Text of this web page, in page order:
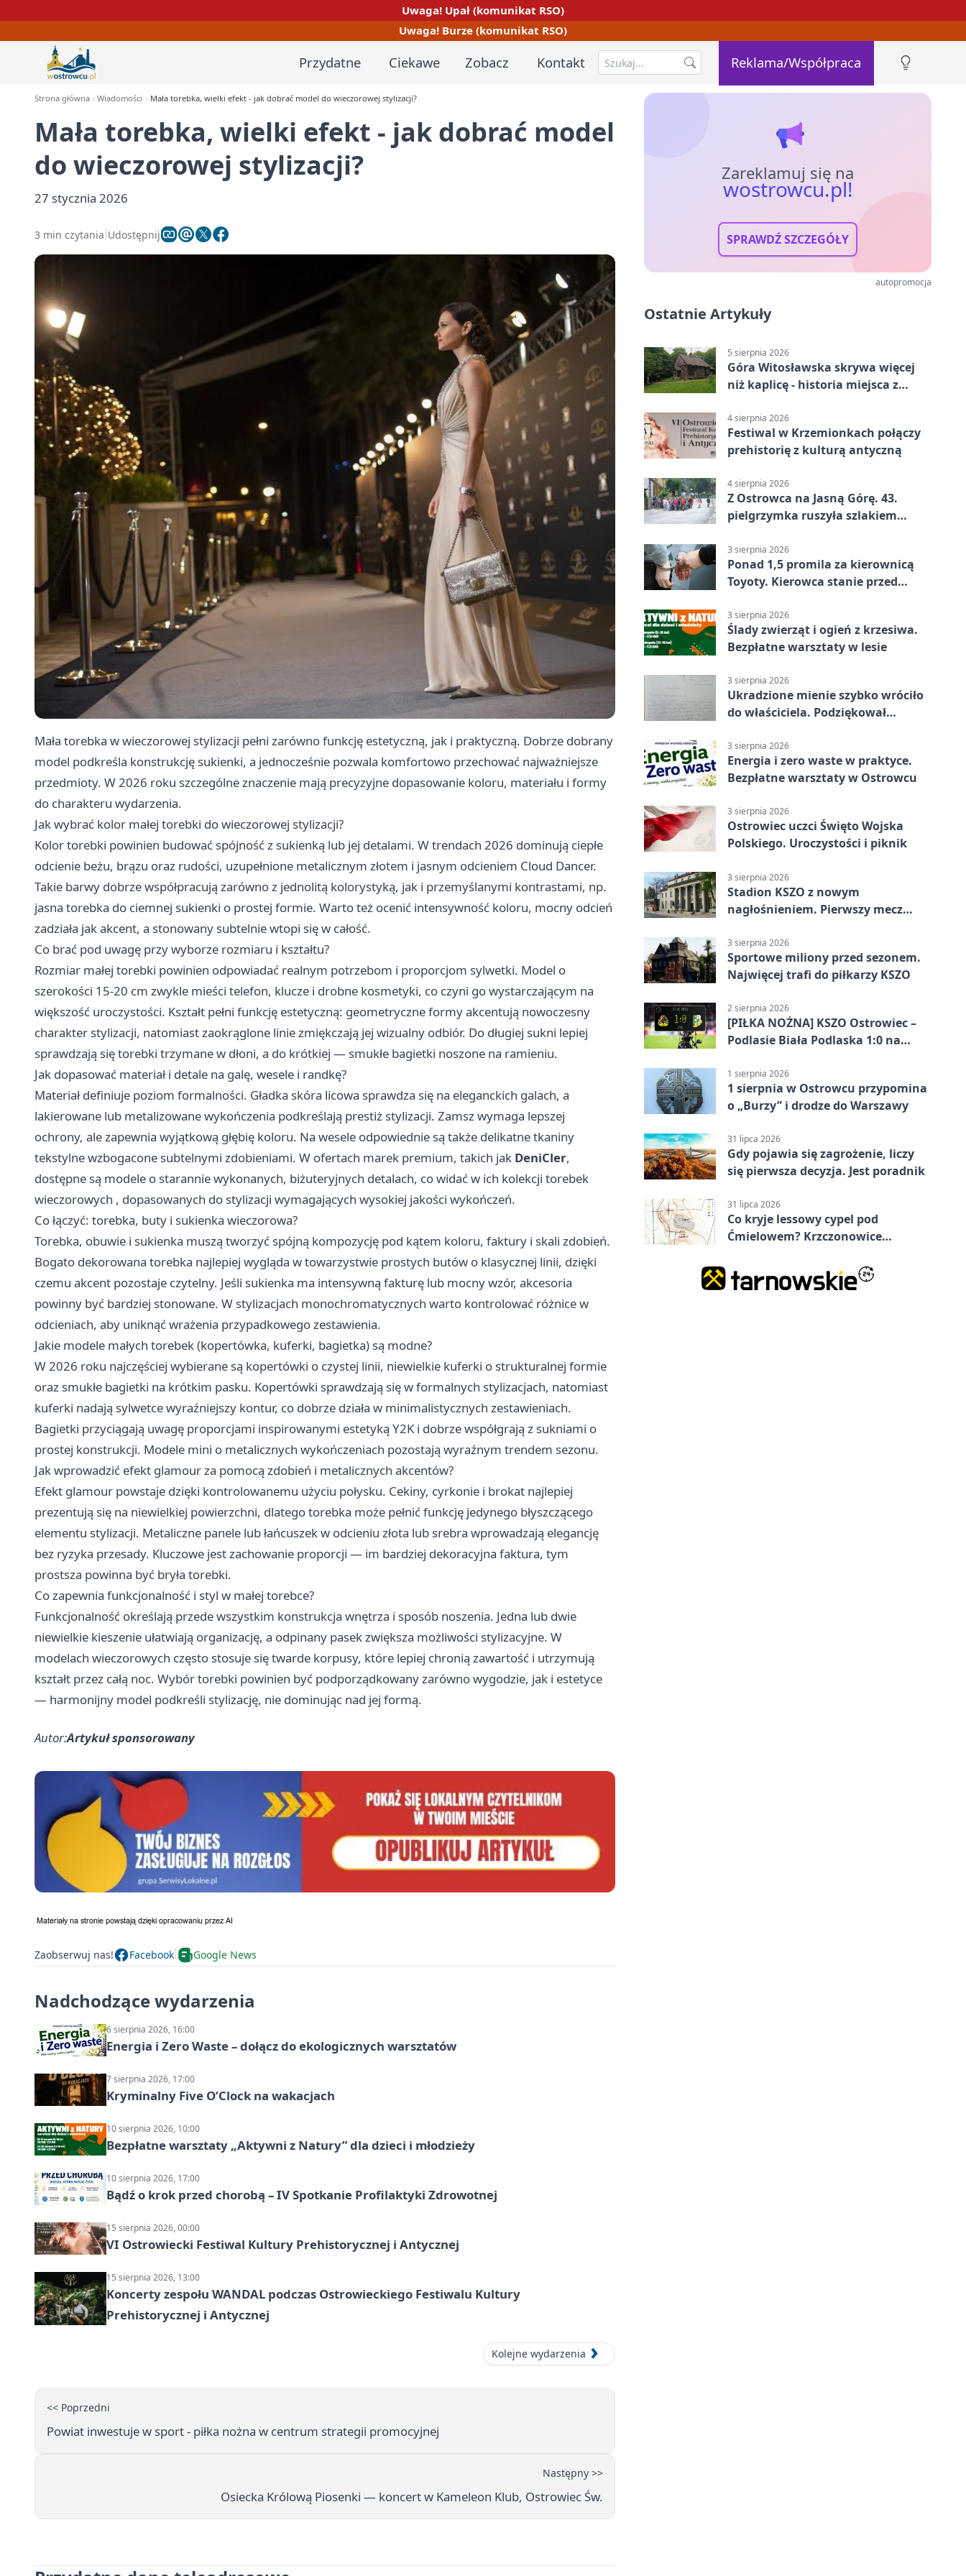
Uwaga! Upał (komunikat RSO)
Uwaga! Burze (komunikat RSO)
Przydatne Ciekawe Zobacz Kontakt Reklama/Współpraca
Strona główna Wiadomości Mała torebka, wielki efekt - jak dobrać model do wieczorowej stylizacji?
Mała torebka, wielki efekt - jak dobrać model
do wieczorowej stylizacji?
27 stycznia 2026
3 min czytania Udostępnij
Mała torebka w wieczorowej stylizacji pełni zarówno funkcję estetyczną, jak i praktyczną. Dobrze dobrany
model podkreśla konstrukcję sukienki, a jednocześnie pozwala komfortowo przechować najważniejsze
przedmioty. W 2026 roku szczególne znaczenie mają precyzyjne dopasowanie koloru, materiału i formy
do charakteru wydarzenia.
Jak wybrać kolor małej torebki do wieczorowej stylizacji?
Kolor torebki powinien budować spójność z sukienką lub jej detalami. W trendach 2026 dominują ciepłe
odcienie beżu, brązu oraz rudości, uzupełnione metalicznym złotem i jasnym odcieniem Cloud Dancer.
Takie barwy dobrze współpracują zarówno z jednolitą kolorystyką, jak i przemyślanymi kontrastami, np.
jasna torebka do ciemnej sukienki o prostej formie. Warto też ocenić intensywność koloru, mocny odcień
zadziała jak akcent, a stonowany subtelnie wtopi się w całość.
Co brać pod uwagę przy wyborze rozmiaru i kształtu?
Rozmiar małej torebki powinien odpowiadać realnym potrzebom i proporcjom sylwetki. Model o
szerokości 15-20 cm zwykle mieści telefon, klucze i drobne kosmetyki, co czyni go wystarczającym na
większość uroczystości. Kształt pełni funkcję estetyczną: geometryczne formy akcentują nowoczesny
charakter stylizacji, natomiast zaokrąglone linie zmiękczają jej wizualny odbiór. Do długiej sukni lepiej
sprawdzają się torebki trzymane w dłoni, a do krótkiej — smukłe bagietki noszone na ramieniu.
Jak dopasować materiał i detale na galę, wesele i randkę?
Materiał definiuje poziom formalności. Gładka skóra licowa sprawdza się na eleganckich galach, a
lakierowane lub metalizowane wykończenia podkreślają prestiż stylizacji. Zamsz wymaga lepszej
ochrony, ale zapewnia wyjątkową głębię koloru. Na wesele odpowiednie są także delikatne tkaniny
tekstylne wzbogacone subtelnymi zdobieniami. W ofertach marek premium, takich jak DeniCler,
dostępne są modele o starannie wykonanych, biżuteryjnych detalach, co widać w ich kolekcji torebek
wieczorowych , dopasowanych do stylizacji wymagających wysokiej jakości wykończeń.
Co łączyć: torebka, buty i sukienka wieczorowa?
Torebka, obuwie i sukienka muszą tworzyć spójną kompozycję pod kątem koloru, faktury i skali zdobień.
Bogato dekorowana torebka najlepiej wygląda w towarzystwie prostych butów o klasycznej linii, dzięki
czemu akcent pozostaje czytelny. Jeśli sukienka ma intensywną fakturę lub mocny wzór, akcesoria
powinny być bardziej stonowane. W stylizacjach monochromatycznych warto kontrolować różnice w
odcieniach, aby uniknąć wrażenia przypadkowego zestawienia.
Jakie modele małych torebek (kopertówka, kuferki, bagietka) są modne?
W 2026 roku najczęściej wybierane są kopertówki o czystej linii, niewielkie kuferki o strukturalnej formie
oraz smukłe bagietki na krótkim pasku. Kopertówki sprawdzają się w formalnych stylizacjach, natomiast
kuferki nadają sylwetce wyraźniejszy kontur, co dobrze działa w minimalistycznych zestawieniach.
Bagietki przyciągają uwagę proporcjami inspirowanymi estetyką Y2K i dobrze współgrają z sukniami o
prostej konstrukcji. Modele mini o metalicznych wykończeniach pozostają wyraźnym trendem sezonu.
Jak wprowadzić efekt glamour za pomocą zdobień i metalicznych akcentów?
Efekt glamour powstaje dzięki kontrolowanemu użyciu połysku. Cekiny, cyrkonie i brokat najlepiej
prezentują się na niewielkiej powierzchni, dlatego torebka może pełnić funkcję jedynego błyszczącego
elementu stylizacji. Metaliczne panele lub łańcuszek w odcieniu złota lub srebra wprowadzają elegancję
bez ryzyka przesady. Kluczowe jest zachowanie proporcji — im bardziej dekoracyjna faktura, tym
prostsza powinna być bryła torebki.
Co zapewnia funkcjonalność i styl w małej torebce?
Funkcjonalność określają przede wszystkim konstrukcja wnętrza i sposób noszenia. Jedna lub dwie
niewielkie kieszenie ułatwiają organizację, a odpinany pasek zwiększa możliwości stylizacyjne. W
modelach wieczorowych często stosuje się twarde korpusy, które lepiej chronią zawartość i utrzymują
kształt przez całą noc. Wybór torebki powinien być podporządkowany zarówno wygodzie, jak i estetyce
— harmonijny model podkreśli stylizację, nie dominując nad jej formą.
Autor:Artykuł sponsorowany
Zaobserwuj nas! Facebook Google News
Nadchodzące wydarzenia
6 sierpnia 2026, 16:00
Energia i Zero Waste – dołącz do ekologicznych warsztatów
7 sierpnia 2026, 17:00
Kryminalny Five O’Clock na wakacjach
10 sierpnia 2026, 10:00
Bezpłatne warsztaty „Aktywni z Natury” dla dzieci i młodzieży
10 sierpnia 2026, 17:00
Bądź o krok przed chorobą – IV Spotkanie Profilaktyki Zdrowotnej
15 sierpnia 2026, 00:00
VI Ostrowiecki Festiwal Kultury Prehistorycznej i Antycznej
15 sierpnia 2026, 13:00
Koncerty zespołu WANDAL podczas Ostrowieckiego Festiwalu Kultury
Prehistorycznej i Antycznej
Kolejne wydarzenia
<< Poprzedni
Powiat inwestuje w sport - piłka nożna w centrum strategii promocyjnej
Następny >>
Osiecka Królową Piosenki — koncert w Kameleon Klub, Ostrowiec Św.
Zareklamuj się na
wostrowcu.pl!
SPRAWDŹ SZCZEGÓŁY
autopromocja
Ostatnie Artykuły
5 sierpnia 2026
Góra Witosławska skrywa więcej
niż kaplicę - historia miejsca z
4 sierpnia 2026
Festiwal w Krzemionkach połączy
prehistorię z kulturą antyczną
4 sierpnia 2026
Z Ostrowca na Jasną Górę. 43.
pielgrzymka ruszyła szlakiem
3 sierpnia 2026
Ponad 1,5 promila za kierownicą
Toyoty. Kierowca stanie przed
3 sierpnia 2026
Ślady zwierząt i ogień z krzesiwa.
Bezpłatne warsztaty w lesie
3 sierpnia 2026
Ukradzione mienie szybko wróciło
do właściciela. Podziękował
3 sierpnia 2026
Energia i zero waste w praktyce.
Bezpłatne warsztaty w Ostrowcu
3 sierpnia 2026
Ostrowiec uczci Święto Wojska
Polskiego. Uroczystości i piknik
3 sierpnia 2026
Stadion KSZO z nowym
nagłośnieniem. Pierwszy mecz
3 sierpnia 2026
Sportowe miliony przed sezonem.
Najwięcej trafi do piłkarzy KSZO
2 sierpnia 2026
[PIŁKA NOŻNA] KSZO Ostrowiec –
Podlasie Biała Podlaska 1:0 na
(Grupa IV)
1 sierpnia 2026
1 sierpnia w Ostrowcu przypomina
o „Burzy” i drodze do Warszawy
31 lipca 2026
Gdy pojawia się zagrożenie, liczy
się pierwsza decyzja. Jest poradnik
31 lipca 2026
Co kryje lessowy cypel pod
Ćmielowem? Krzczonowice